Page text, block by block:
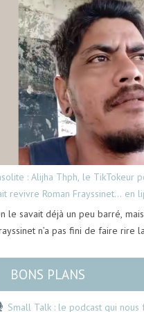
: Alijha Thph, le TikTokeur
revivre Roman Frayssinet… en
le savait déjà un peu barré,
n’a pas fini de faire rire
BONS PLANS
Small Talk : le podcast qui nous